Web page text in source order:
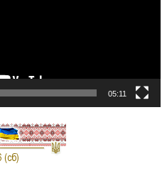
05:11